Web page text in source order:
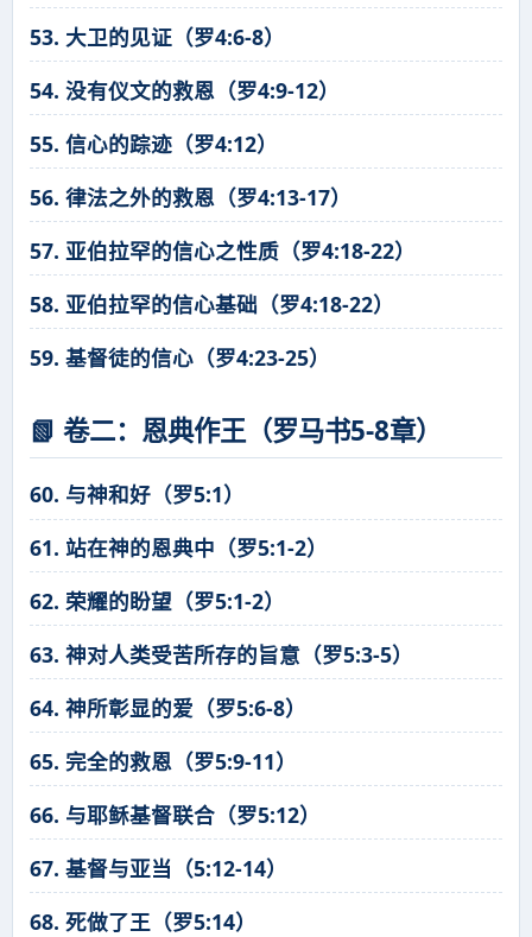
53. 大卫的见证（罗4:6-8）
54. 没有仪文的救恩（罗4:9-12）
55. 信心的踪迹（罗4:12）
56. 律法之外的救恩（罗4:13-17）
57. 亚伯拉罕的信心之性质（罗4:18-22）
58. 亚伯拉罕的信心基础（罗4:18-22）
59. 基督徒的信心（罗4:23-25）
📗 卷二：恩典作王（罗马书5-8章）
60. 与神和好（罗5:1）
61. 站在神的恩典中（罗5:1-2）
62. 荣耀的盼望（罗5:1-2）
63. 神对人类受苦所存的旨意（罗5:3-5）
64. 神所彰显的爱（罗5:6-8）
65. 完全的救恩（罗5:9-11）
66. 与耶稣基督联合（罗5:12）
67. 基督与亚当（5:12-14）
68. 死做了王（罗5:14）